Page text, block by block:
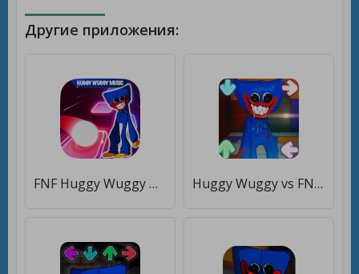
Другие приложения:
FNF Huggy Wuggy Mod Tiles Hop [Много денег] Huggy Wuggy vs FNF : Playtime mod [Много денег]